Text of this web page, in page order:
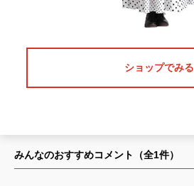
ショップでみる
みんなのおすすめコメント（全1件）